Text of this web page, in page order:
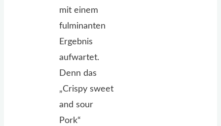
mit einem
fulminanten
Ergebnis
aufwartet.
Denn das
„Crispy sweet
and sour
Pork“